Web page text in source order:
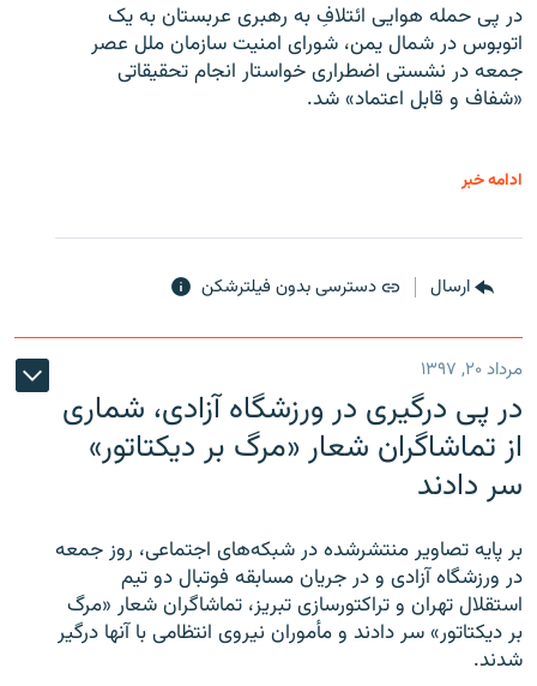
در پی حمله هوایی ائتلافِ به رهبری عربستان به یک
اتوبوس در شمال یمن، شورای امنیت سازمان ملل عصر
جمعه در نشستی اضطراری خواستار انجام تحقیقاتی
«شفاف و قابل اعتماد» شد.
ادامه خبر
ارسال دسترسی بدون فیلترشکن
مرداد ۲۰, ۱۳۹۷
در پی درگیری در ورزشگاه آزادی، شماری
از تماشاگران شعار «مرگ بر دیکتاتور»
سر دادند
بر پایه تصاویر منتشرشده در شبکه‌های اجتماعی، روز جمعه
در ورزشگاه آزادی و در جریان مسابقه فوتبال دو تیم
استقلال تهران و تراکتورسازی تبریز، تماشاگران شعار «مرگ
بر دیکتاتور» سر دادند و مأموران نیروی انتظامی با آنها درگیر
شدند.